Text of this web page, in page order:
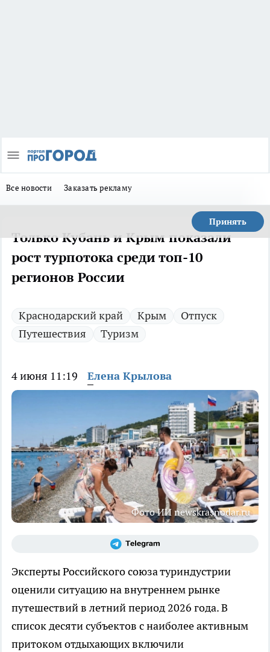
Все новости Заказать рекламу
Принять
Только Кубань и Крым показали
рост турпотока среди топ-10
регионов России
Краснодарский край Крым
Отпуск
Путешествия
Туризм
4 июня 11:19 Елена Крылова
Фото ИИ newskrasnodar.ru
Эксперты Российского союза туриндустрии
оценили ситуацию на внутреннем рынке
путешествий в летний период 2026 года. В
список десяти субъектов с наиболее активным
притоком отдыхающих включили